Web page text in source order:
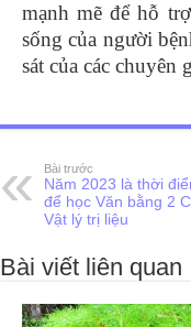
mạnh mẽ để hỗ
sống của người
sát của các chuyên
Bài trước
Năm 2023 là thời
để học Văn bằng 2
Vật lý trị liệu
Bài viết liên quan